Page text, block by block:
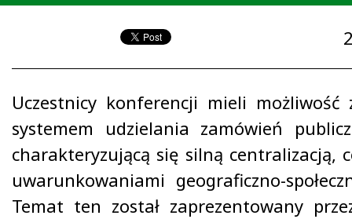
Uczestnicy konferencji mieli możliwość
systemem udzielania zamówień
charakteryzującą się silną centralizacją,
uwarunkowaniami geograficzno-
Temat ten został zaprezentowany